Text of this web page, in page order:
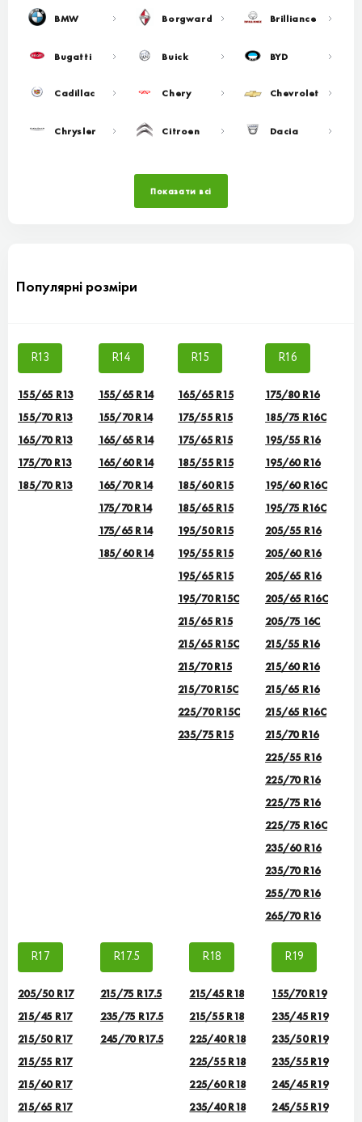
BMW Borgward Brilliance
Bugatti Buick BYD
Cadillac Chery Chevrolet
Chrysler Citroen Dacia
Показати всі
Популярні розміри
R13
155/65 R13
155/70 R13
165/70 R13
175/70 R13
185/70 R13
R14
155/65 R14
155/70 R14
165/65 R14
165/60 R14
165/70 R14
175/70 R14
175/65 R14
185/60 R14
R15
165/65 R15
175/55 R15
175/65 R15
185/55 R15
185/60 R15
185/65 R15
195/50 R15
195/55 R15
195/65 R15
195/70 R15C
215/65 R15
215/65 R15C
215/70 R15
215/70 R15C
225/70 R15C
235/75 R15
R16
175/80 R16
185/75 R16C
195/55 R16
195/60 R16
195/60 R16C
195/75 R16C
205/55 R16
205/60 R16
205/65 R16
205/65 R16C
205/75 16C
215/55 R16
215/60 R16
215/65 R16
215/65 R16C
215/70 R16
225/55 R16
225/70 R16
225/75 R16
225/75 R16С
235/60 R16
235/70 R16
255/70 R16
265/70 R16
R17
205/50 R17
215/45 R17
215/50 R17
215/55 R17
215/60 R17
215/65 R17
R17.5
215/75 R17.5
235/75 R17.5
245/70 R17.5
R18
215/45 R18
215/55 R18
225/40 R18
225/55 R18
225/60 R18
235/40 R18
R19
155/70 R19
235/45 R19
235/50 R19
235/55 R19
245/45 R19
245/55 R19